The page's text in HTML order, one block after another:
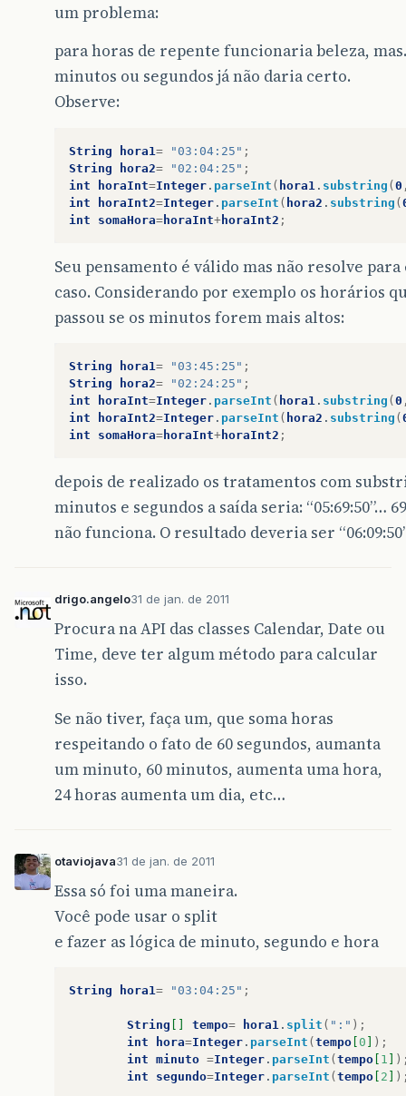
um problema:
para horas de repente funcionaria beleza,
minutos ou segundos já não daria certo.
Observe:
String hora1= "03:04:25" ;
String
hora2= "02:04:25" ;
int
horaInt=Integer . parseInt ( hora1 . substring (0
int
horaInt2=Integer . parseInt ( hora2 . substring (
int
somaHora= horaInt+ horaInt2 ;
Seu pensamento é válido mas não resolve para
caso. Considerando por exemplo os horários
passou se os minutos forem mais altos:
String hora1= "03:45:25" ;
String
hora2= "02:24:25" ;
int
horaInt=Integer . parseInt ( hora1 . substring ( 0
int
horaInt2=Integer . parseInt ( hora2 . substring (
int
somaHora= horaInt+ horaInt2 ;
depois de realizado os tratamentos com
minutos e segundos a saída seria: “05:69:50”…
não funciona. O resultado deveria ser
drigo.angelo31 de jan. de 2011
Procura na API das classes Calendar, Date ou
Time, deve ter algum método para calcular
isso.
Se não tiver, faça um, que soma horas
respeitando o fato de 60 segundos, aumanta
um minuto, 60 minutos, aumenta uma hora,
24 horas aumenta um dia, etc…
otaviojava31 de jan. de 2011
Essa só foi uma maneira.
Você pode usar o split
e fazer as lógica de minuto, segundo e hora
String hora1= "03:04:25" ;
String tempo= hora1 . split ( ":" );
int
hora=Integer . parseInt ( tempo 0
);
int minuto =Integer . parseInt ( tempo 1
int
segundo=Integer . parseInt ( tempo 2